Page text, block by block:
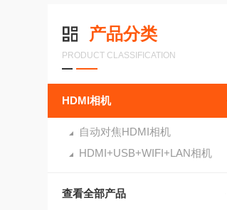
产品分类
PRODUCT CLASSIFICATION
HDMI相机
自动对焦HDMI相机
HDMI+USB+WIFI+LAN相机
查看全部产品